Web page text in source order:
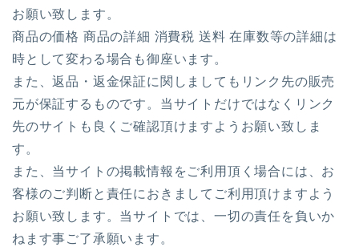
お願い致します。
商品の価格 商品の詳細 消費税 送料 在庫数等の詳細は
時として変わる場合も御座います。
また、返品・返金保証に関しましてもリンク先の販売
元が保証するものです。当サイトだけではなくリンク
先のサイトも良くご確認頂けますようお願い致しま
す。
また、当サイトの掲載情報をご利用頂く場合には、お
客様のご判断と責任におきましてご利用頂けますよう
お願い致します。当サイトでは、一切の責任を負いか
ねます事ご了承願います。